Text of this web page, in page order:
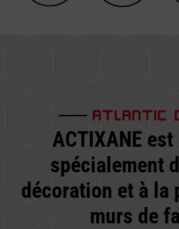
ATLANTIC
ACTIXANE
spécialement
décoration et à la
murs de